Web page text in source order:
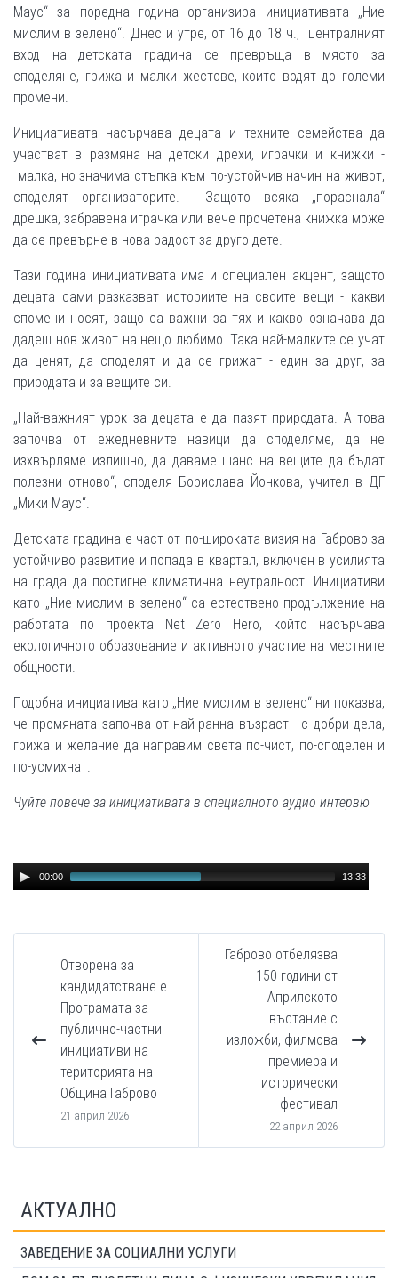
Маус“ за поредна година организира инициативата „Ние
мислим в зелено“. Днес и утре, от 16 до 18 ч., централният
вход на детската градина се превръща в място за
споделяне, грижа и малки жестове, които водят до големи
промени.
Инициативата насърчава децата и техните семейства да
участват в размяна на детски дрехи, играчки и книжки -
малка, но значима стъпка към по-устойчив начин на живот,
споделят организаторите. Защото всяка „пораснала“
дрешка, забравена играчка или вече прочетена книжка може
да се превърне в нова радост за друго дете.
Тази година инициативата има и специален акцент, защото
децата сами разказват историите на своите вещи - какви
спомени носят, защо са важни за тях и какво означава да
дадеш нов живот на нещо любимо. Така най-малките се учат
да ценят, да споделят и да се грижат - един за друг, за
природата и за вещите си.
„Най-важният урок за децата е да пазят природата. А това
започва от ежедневните навици да споделяме, да не
изхвърляме излишно, да даваме шанс на вещите да бъдат
полезни отново“, споделя Борислава Йонкова, учител в ДГ
„Мики Маус“.
Детската градина е част от по-широката визия на Габрово за
устойчиво развитие и попада в квартал, включен в усилията
на града да постигне климатична неутралност. Инициативи
като „Ние мислим в зелено“ са естествено продължение на
работата по проекта Net Zero Hero, който насърчава
екологичното образование и активното участие на местните
общности.
Подобна инициатива като „Ние мислим в зелено“ ни показва,
че промяната започва от най-ранна възраст - с добри дела,
грижа и желание да направим света по-чист, по-споделен и
по-усмихнат.
Чуйте повече за инициативата в специалното аудио интервю
Audio
Player
00:00 13:33
Отворена за
кандидатстване е
Програмата за
публично-частни
инициативи на
територията на
Община Габрово
21 април 2026
Габрово отбелязва
150 години от
Априлското
въстание с
изложби, филмова
премиера и
исторически
фестивал
22 април 2026
АКТУАЛНО
ЗАВЕДЕНИЕ ЗА СОЦИАЛНИ УСЛУГИ